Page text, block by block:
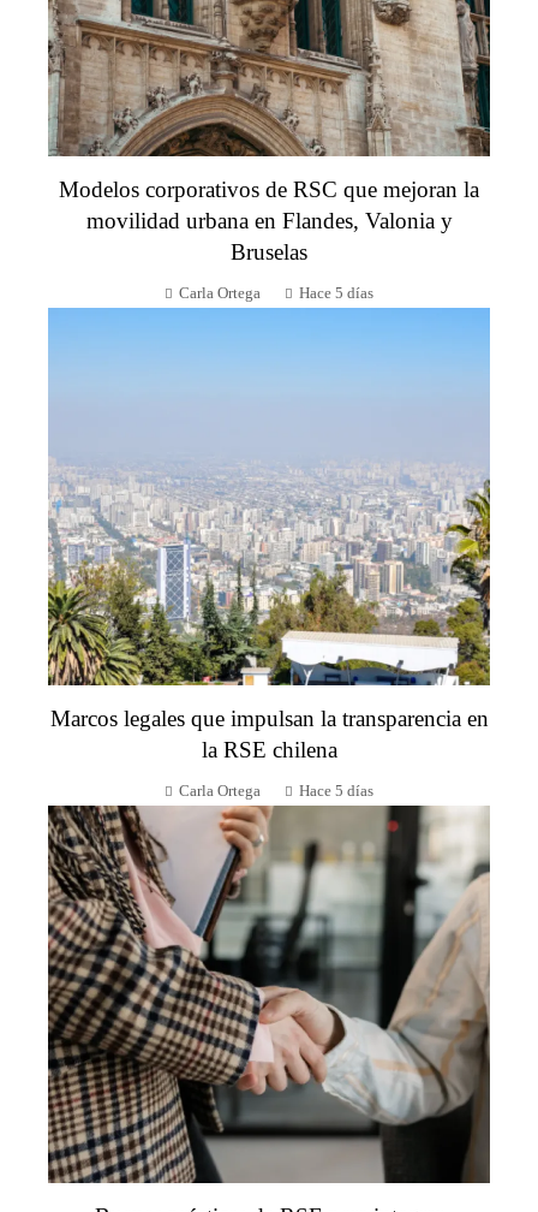
Modelos corporativos de RSC que mejoran la
movilidad urbana en Flandes, Valonia y
Bruselas
Carla Ortega Hace 5 días
Marcos legales que impulsan la transparencia en
la RSE chilena
Carla Ortega Hace 5 días